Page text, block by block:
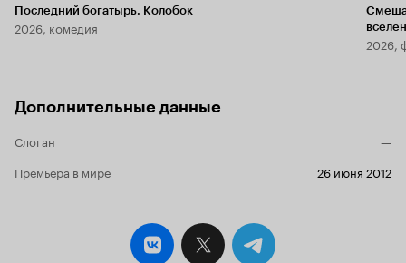
Последний богатырь. Колобок
2026, комедия
2026,
Дополнительные данные
Слоган
—
Премьера в мире
26 июня 2012